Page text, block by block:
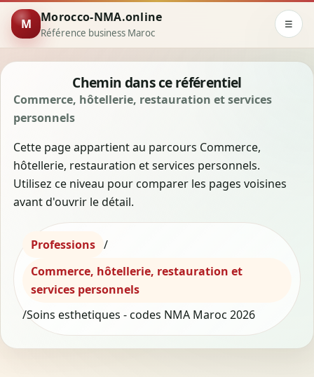
M Morocco-NMA.online
Référence business Maroc
☰
Chemin dans ce référentiel
Commerce, hôtellerie, restauration et services
personnels
Cette page appartient au parcours Commerce,
hôtellerie, restauration et services personnels.
Utilisez ce niveau pour comparer les pages voisines
avant d'ouvrir le détail.
Professions /
Commerce, hôtellerie, restauration et
services personnels
/Soins esthetiques - codes NMA Maroc 2026